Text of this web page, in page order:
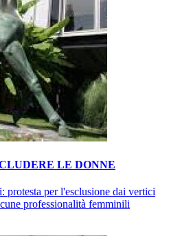
LE DONNE
protesta per l'esclusione dai vertici
professionalità femminili